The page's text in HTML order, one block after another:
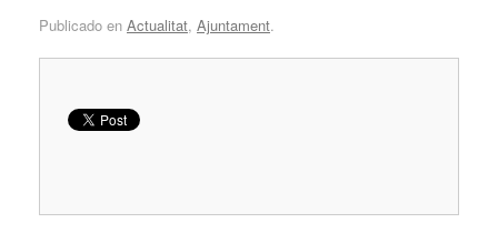
Publicado en Actualitat, Ajuntament.